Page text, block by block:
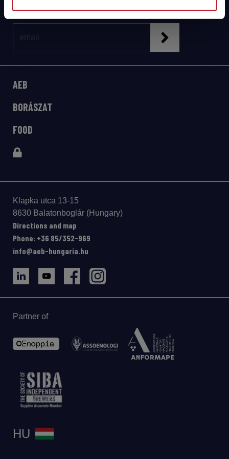
AEB
BORÁSZAT
FOOD
Klapka utca 13-15
8630 Balatonboglár (Hungary)
Directions and map
Phone: +36 85/352-969
info@aeb-hungaria.hu
Partner of
HU